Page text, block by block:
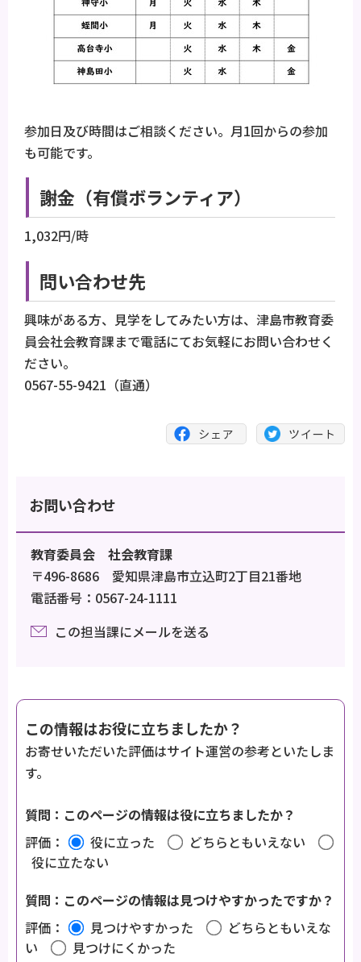
参加日及び時間はご相談ください。月1回からの参加
も可能です。
謝金（有償ボランティア）
1,032円/時
問い合わせ先
興味がある方、見学をしてみたい方は、津島市教育委
員会社会教育課まで電話にてお気軽にお問い合わせく
ださい。
0567-55-9421（直通）
お問い合わせ
教育委員会 社会教育課
〒496-8686 愛知県津島市立込町2丁目21番地
電話番号：0567-24-1111
この担当課にメールを送る
この情報はお役に立ちましたか？
お寄せいただいた評価はサイト運営の参考といたしま
す。
質問：このページの情報は役に立ちましたか？
評価：
役に立った
どちらともいえない
役に立たない
質問：このページの情報は見つけやすかったですか？
評価：
見つけやすかった
どちらともいえな
い
見つけにくかった